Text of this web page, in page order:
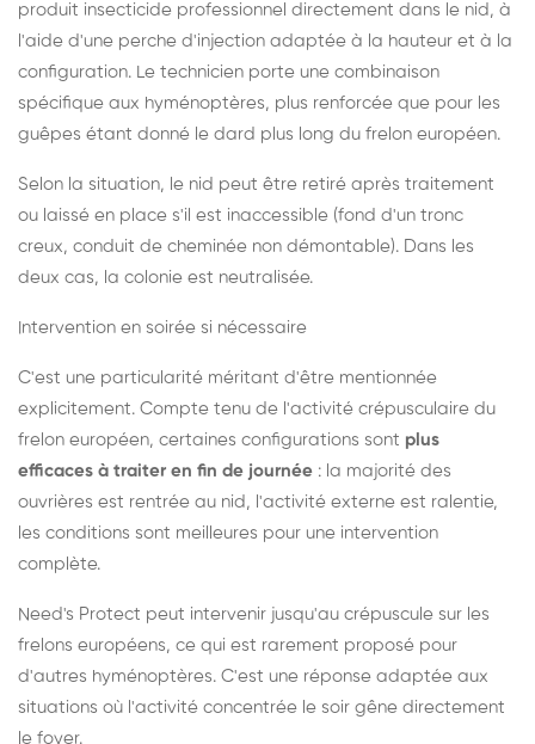
produit insecticide professionnel directement dans le nid, à
l'aide d'une perche d'injection adaptée à la hauteur et à la
configuration. Le technicien porte une combinaison
spécifique aux hyménoptères, plus renforcée que pour les
guêpes étant donné le dard plus long du frelon européen.
Selon la situation, le nid peut être retiré après traitement
ou laissé en place s'il est inaccessible (fond d'un tronc
creux, conduit de cheminée non démontable). Dans les
deux cas, la colonie est neutralisée.
Intervention en soirée si nécessaire
C'est une particularité méritant d'être mentionnée
explicitement. Compte tenu de l'activité crépusculaire du
frelon européen, certaines configurations sont plus
efficaces à traiter en fin de journée : la majorité des
ouvrières est rentrée au nid, l'activité externe est ralentie,
les conditions sont meilleures pour une intervention
complète.
Need's Protect peut intervenir jusqu'au crépuscule sur les
frelons européens, ce qui est rarement proposé pour
d'autres hyménoptères. C'est une réponse adaptée aux
situations où l'activité concentrée le soir gêne directement
le foyer.